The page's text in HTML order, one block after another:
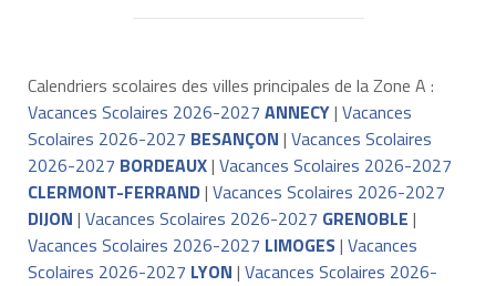
Calendriers scolaires des villes principales de la Zone A :
Vacances Scolaires 2026-2027 ANNECY| Vacances
Scolaires 2026-2027 BESANÇON | Vacances Scolaires
2026-2027 BORDEAUX| Vacances Scolaires 2026-2027
CLERMONT-FERRAND| Vacances Scolaires 2026-2027
DIJON | Vacances Scolaires 2026-2027 GRENOBLE |
Vacances Scolaires 2026-2027 LIMOGES| Vacances
Scolaires 2026-2027 LYON | Vacances Scolaires 2026-